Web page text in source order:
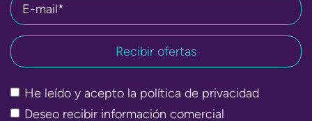
E-mail*
He leído y acepto la política de privacidad
Deseo recibir información comercial